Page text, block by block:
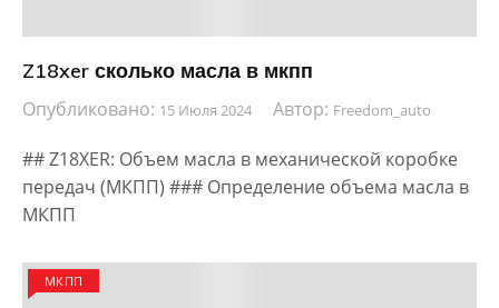
Z18xer сколько масла в мкпп
Опубликовано: 15 Июля 2024 Автор: Freedom_auto
## Z18XER: Объем масла в механической коробке
передач (МКПП) ### Определение объема масла в
МКПП
МКПП